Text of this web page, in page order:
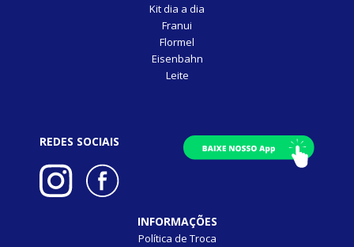
Kit dia a dia
Franui
Flormel
Eisenbahn
Leite
REDES SOCIAIS
INFORMAÇÕES
Política de Troca